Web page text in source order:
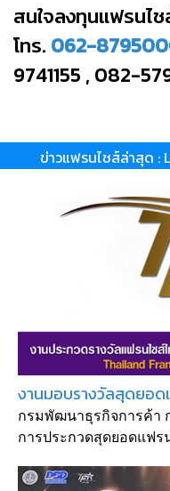
สนใจลงทุนแฟรนไ
โทร. 062-
9741155 , 082-
ข่าวแฟรนไชส์ล่าสุด :
งานมอบรางวัลสุดยอด
กรมพัฒนาธุรกิจการค้า
การประกวดสุดยอดแฟร